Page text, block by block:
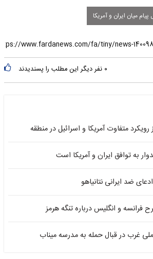
پیام میان ایران و آمریکا
۰ نفر دیگر این مطلب را پسندیدند
رویکرد متفاوت آمریکا و اسرائیل در منطقه
به توافق ایران و آمریکا است
ضد ایرانی نتانیاهو
فرانسه و انگلیس درباره تنگه هرمز
غرب در قبال حمله به مدرسه میناب